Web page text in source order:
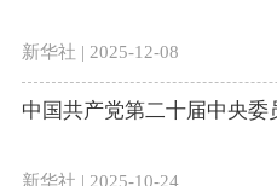
新华社 | 2025-12-08
中国共产党第二十届中央
新华社 | 2025-10-24